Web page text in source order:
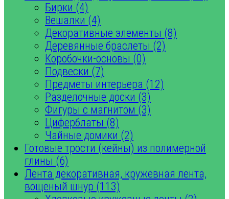
Бирки (4)
Вешалки (4)
Декоративные элементы (8)
Деревянные браслеты (2)
Коробочки-основы (0)
Подвески (7)
Предметы интерьера (12)
Разделочные доски (3)
Фигуры с магнитом (3)
Циферблаты (8)
Чайные домики (2)
Готовые трости (кейны) из полимерной
глины (6)
Лента декоративная, кружевная лента,
вощеный шнур (113)